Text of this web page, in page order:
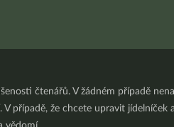
čtenářů. V žádném případě
případě, že chcete upravit